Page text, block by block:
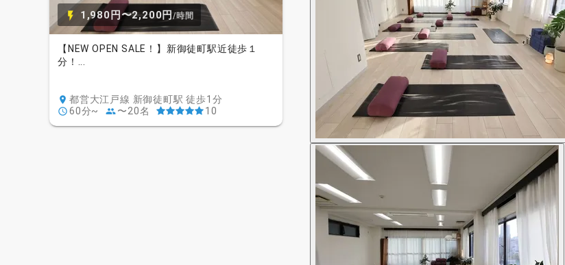
1,980円〜2,200円/時間
【NEW OPEN SALE！】新御徒町駅近徒歩１
分！...
都営大江戸線 新御徒町駅 徒歩1分
60分~
〜20名 10